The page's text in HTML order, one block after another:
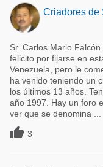
Criadores de
Sr. Carlos Mario
felicito por fijarse en
Venezuela, pero le
ha venido teniendo un
los últimos 13 años.
año 1997. Hay un foro
ver que se denomina ...
 3